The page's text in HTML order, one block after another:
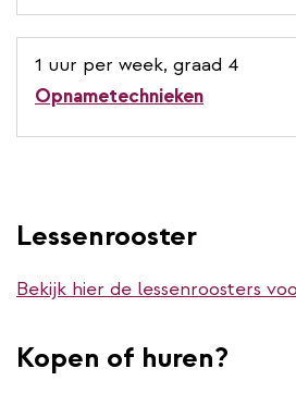
1 uur per week, graad 4
Opnametechnieken
Lessenrooster
Bekijk hier de lessenroosters
Kopen of huren?